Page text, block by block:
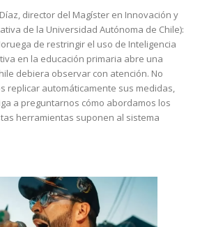
director del Magíster en Innovación y
de la Universidad Autónoma de Chile):
de restringir el uso de Inteligencia
en la educación primaria abre una
debiera observar con atención. No
replicar automáticamente sus medidas,
a preguntarnos cómo abordamos los
herramientas suponen al sistema